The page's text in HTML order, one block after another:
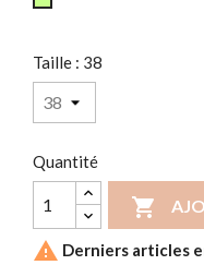
Taille : 38
Quantité

 Derniers articles